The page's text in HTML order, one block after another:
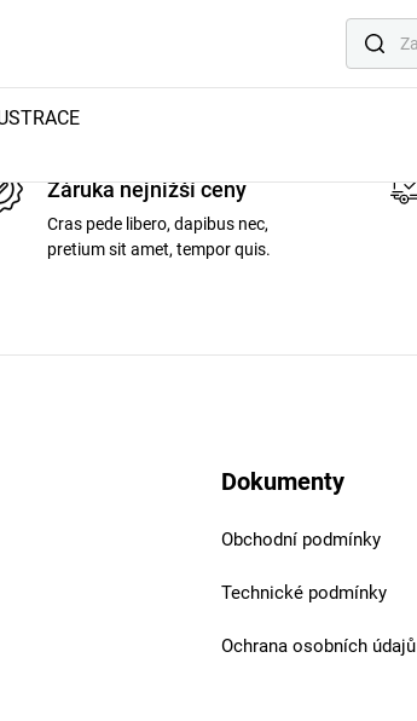
Záruka nejnižší ceny
Cras pede libero, dapibus nec,
pretium sit amet, tempor quis.
Dokumenty
Obchodní podmínky
Technické podmínky
Ochrana osobních údajů